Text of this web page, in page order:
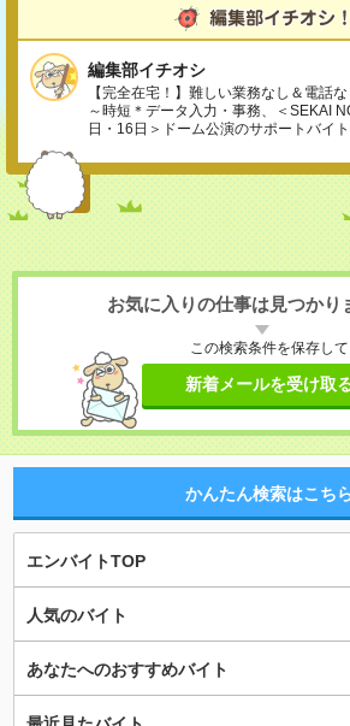
編集部イチオシ
【完全在宅！】難しい業務なし＆電話
～時短＊データ入力・事務、＜SEKAI
日・16日＞ドーム公演のサポートバイ
お気に入りの仕事は見つかり
この検索条件を保存して
新着メールを受け取
かんたん検索はこち
エンバイトTOP
人気のバイト
あなたへのおすすめバイト